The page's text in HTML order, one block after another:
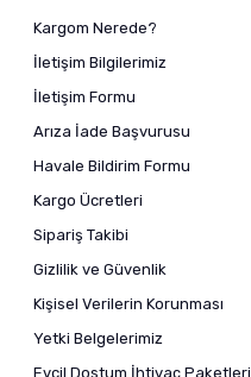
Kargom Nerede?
İletişim Bilgilerimiz
İletişim Formu
Arıza İade Başvurusu
Havale Bildirim Formu
Kargo Ücretleri
Sipariş Takibi
Gizlilik ve Güvenlik
Kişisel Verilerin Korunması
Yetki Belgelerimiz
Evcil Dostum İhtiyaç Paketleri